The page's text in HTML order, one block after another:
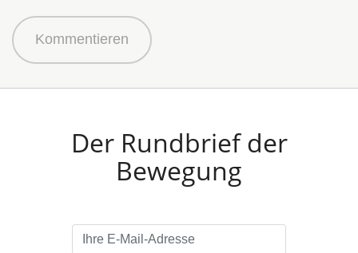
Kommentieren
Der Rundbrief der
Bewegung